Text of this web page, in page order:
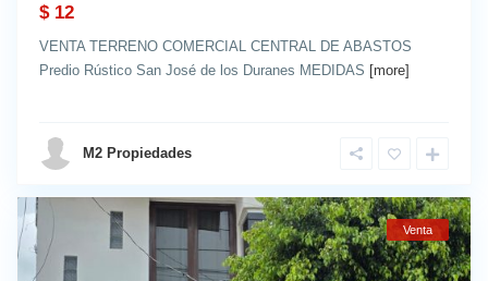
$ 12
VENTA TERRENO COMERCIAL CENTRAL DE ABASTOS
Predio Rústico San José de los Duranes MEDIDAS [more]
M2 Propiedades
Venta